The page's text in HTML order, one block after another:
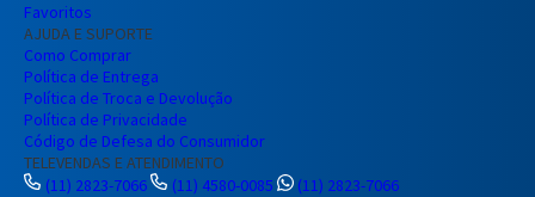
Favoritos
AJUDA E SUPORTE
Como Comprar
Política de Entrega
Política de Troca e Devolução
Política de Privacidade
Código de Defesa do Consumidor
TELEVENDAS E ATENDIMENTO
(11) 2823-7066
(11) 4580-0085
(11) 2823-7066